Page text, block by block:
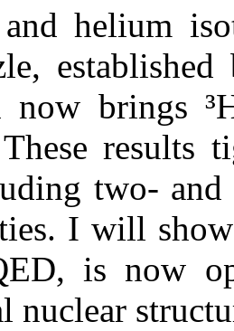
helium
now brings
These results
two- and
I will
is now
nuclear